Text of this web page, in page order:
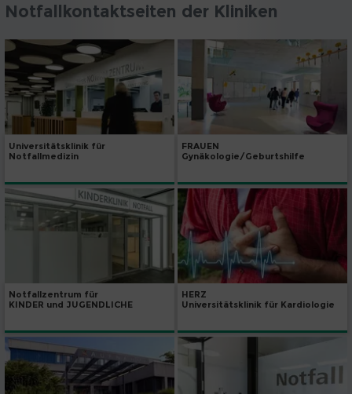
Notfallkontaktseiten der Kliniken
Universitätsklinik für
Notfallmedizin
FRAUEN
Gynäkologie/Geburtshilfe
Notfallzentrum für
KINDER und JUGENDLICHE
HERZ
Universitätsklinik für Kardiologie